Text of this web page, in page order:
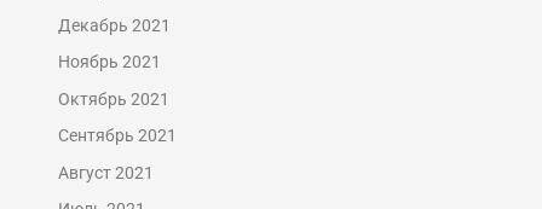
Декабрь 2021
Ноябрь 2021
Октябрь 2021
Сентябрь 2021
Август 2021